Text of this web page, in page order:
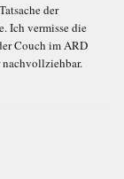
der
Ich vermisse die
Couch im ARD
nachvollziehbar.